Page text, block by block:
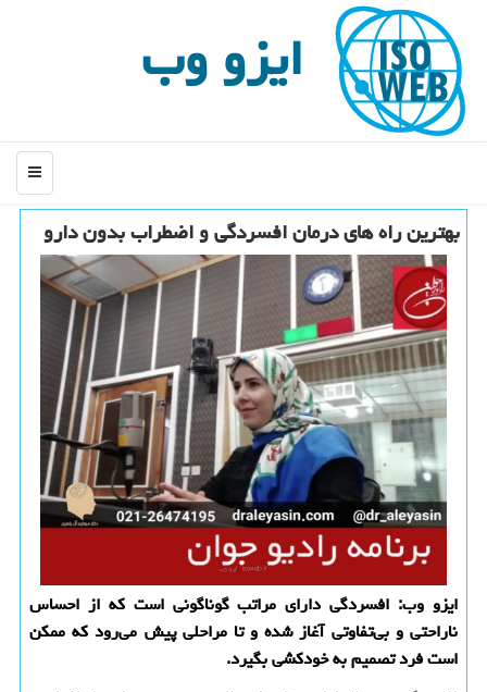
ایزو وب
منو
بهترین راه های درمان افسردگی و اضطراب بدون دارو
ایزو وب: افسردگی دارای مراتب گوناگونی است كه از احساس
ناراحتی و بی‌تفاوتی آغاز شده و تا مراحلی پیش می‌رود كه ممكن
است فرد تصمیم به خودكشی بگیرد.